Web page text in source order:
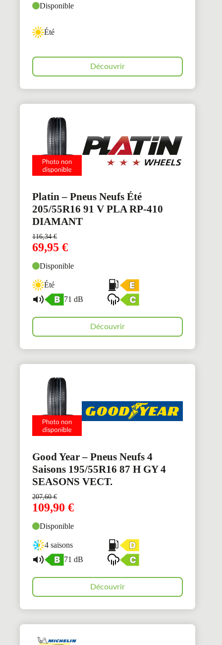
Disponible
Été
Découvrir
Platin – Pneus Neufs Été
205/55R16 91 V PLA RP-410
DIAMANT
116,34€
69,95 €
Disponible
Été
71 dB
Découvrir
Good Year – Pneus Neufs 4
Saisons 195/55R16 87 H GY 4
SEASONS VECT.
207,60€
109,90 €
Disponible
4 saisons
71 dB
Découvrir